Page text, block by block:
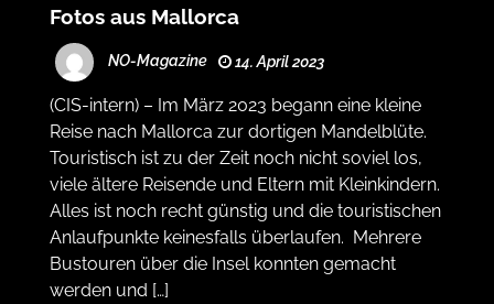
Fotos aus Mallorca
NO-Magazine 14. April 2023
(CIS-intern) – Im März 2023 begann eine kleine
Reise nach Mallorca zur dortigen Mandelblüte.
Touristisch ist zu der Zeit noch nicht soviel los,
viele ältere Reisende und Eltern mit Kleinkindern.
Alles ist noch recht günstig und die touristischen
Anlaufpunkte keinesfalls überlaufen. Mehrere
Bustouren über die Insel konnten gemacht
werden und […]